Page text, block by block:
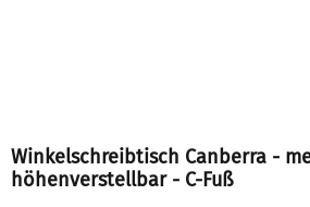
Winkelschreibtisch Canberra -
höhenverstellbar - C-Fuß